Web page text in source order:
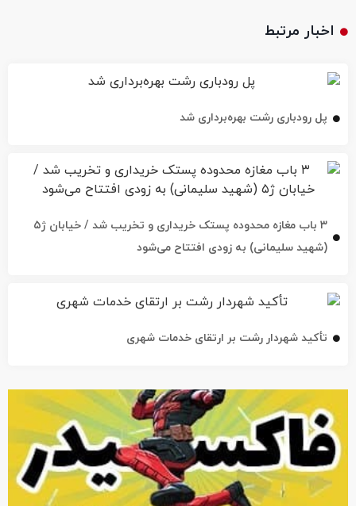
اخبار مرتبط
پل رودباری رشت بهره‌برداری شد
۳ باب مغازه محدوده پستک خریداری و تخریب شد / خیابان ژ۵
(شهید سلیمانی) به زودی افتتاح می‌شود
تأکید شهردار رشت بر ارتقای خدمات شهری